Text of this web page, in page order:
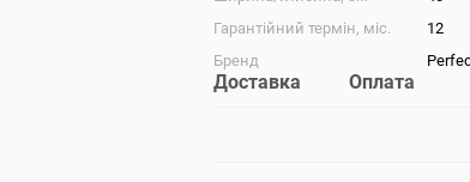
Гарантійний термін, міс.
12
Бренд
Доставка Оплата